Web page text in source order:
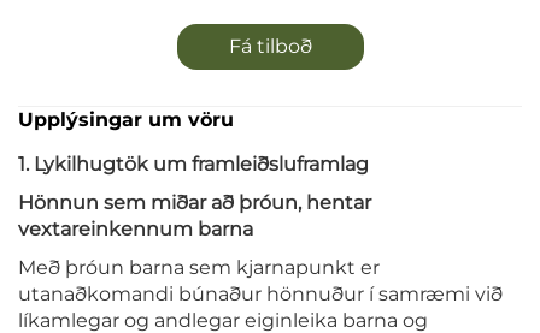
Fá tilboð
Upplýsingar um vöru
1. Lykilhugtök um framleiðsluframlag
Hönnun sem miðar að þróun, hentar
vextareinkennum barna
Með þróun barna sem kjarnapunkt er
utanaðkomandi búnaður hönnuður í samræmi við
líkamlegar og andlegar eiginleika barna og